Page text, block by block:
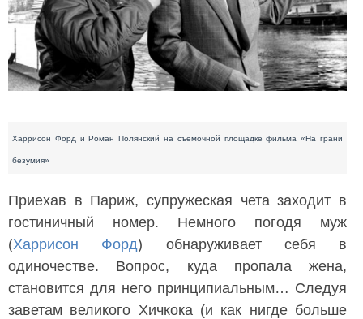
Харрисон Форд и Роман Полянский на съемочной площадке фильма «На грани
безумия»
Приехав в Париж, супружеская чета заходит в
гостиничный номер. Немного погодя муж
(Харрисон Форд) обнаруживает себя в
одиночестве. Вопрос, куда пропала жена,
становится для него принципиальным… Следуя
заветам великого Хичкока (и как нигде больше